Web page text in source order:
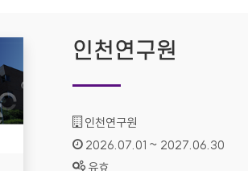
인천연구원
기관명 :
인천연구원
인증기간 :
2026.07.01 ~ 2027.06.30
상태 :
유효